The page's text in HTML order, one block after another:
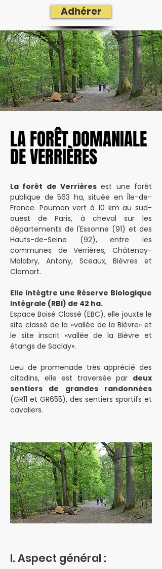
Adhérer
LA FORÊT DOMANIALE
DE VERRIÈRES
LA FORÊT DOMANIALE
DE VERRIÈRES
La forêt de Verrières est une forêt
publique de 563 ha, située en Île-de-
France. Poumon vert à 10 km au sud-
ouest de Paris, à cheval sur les
départements de l'Essonne (91) et des
Hauts-de-Seine (92), entre les
communes de Verrières, Châtenay-
Malabry, Antony, Sceaux, Bièvres et
Clamart.
Elle intégtre une Réserve Biologique
Intégrale (RBI) de 42 ha.
Espace Boisé Classé (EBC), elle jouxte le
site classé de la «vallée de la Bièvre» et
le site inscrit «vallée de la Bièvre et
étangs de Saclay».
Lieu de promenade très apprécié des
citadins, elle est traversée par deux
sentiers de grandes randonnées
(GR11 et GR655), des sentiers sportifs et
cavaliers.
I. Aspect général :